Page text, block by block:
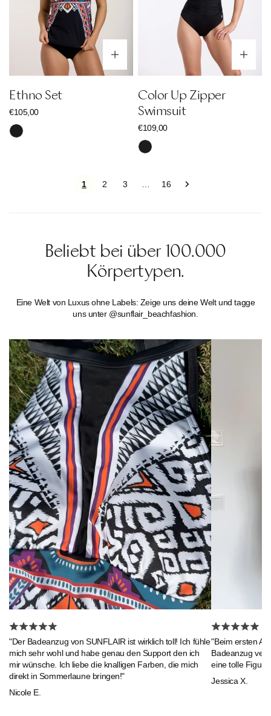
Optionen wählen
Ethno Set
Regulärer
Preis
€105,00
Schwarz
Color Up Zipper
Swimsuit
Regulärer
Preis
€109,00
Schwarz
1 2 3 … 16
Beliebt bei über 100.000
Körpertypen.
Eine Welt von Luxus ohne Labels: Zeige uns deine Welt und tagge
uns unter @sunflair_beachfashion.
"Der Badeanzug von SUNFLAIR ist wirklich toll! Ich fühle
mich sehr wohl und habe genau den Support den ich
mir wünsche. Ich liebe die knalligen Farben, die mich
direkt in Sommerlaune bringen!"
Nicole E.
"Beim ersten
Badeanzug
eine tolle Figur."
Jessica X.